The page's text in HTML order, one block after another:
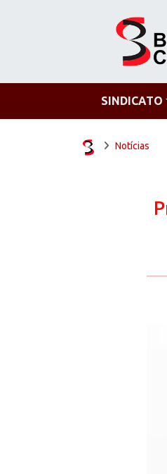
SINDICATO
Notícias